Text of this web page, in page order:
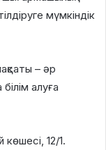
мүмкіндік
– әр
алуға
12/1.